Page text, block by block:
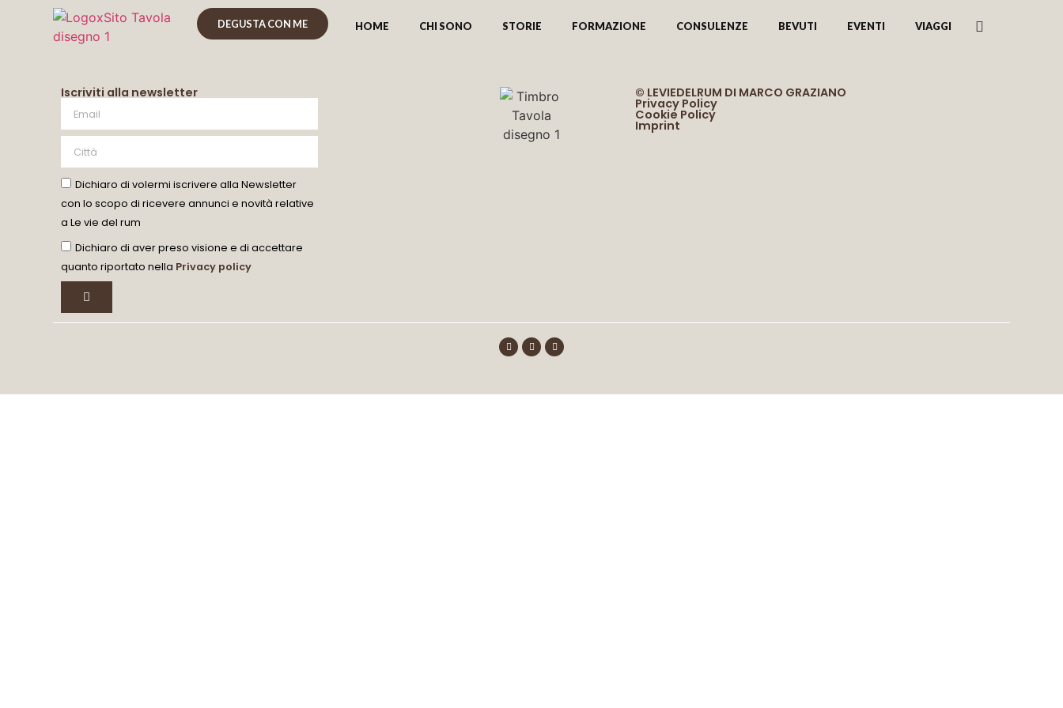
HOME CHI SONO STORIE FORMAZIONE CONSULENZE BEVUTI EVENTI VIAGGI
DEGUSTA CON ME
Iscriviti alla newsletter
Dichiaro di volermi iscrivere alla Newsletter
con lo scopo di ricevere annunci e novità relative
a Le vie del rum
Dichiaro di aver preso visione e di accettare
quanto riportato nella Privacy policy
© LEVIEDELRUM DI MARCO GRAZIANO
Privacy Policy
Cookie Policy
Imprint